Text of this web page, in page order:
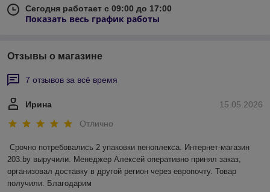
Сегодня работает с 09:00 до 17:00
Показать весь график работы
Отзывы о магазине
7 отзывов за всё время
15.05.2026
Ирина
Отлично
Срочно потребовались 2 упаковки пеноплекса. Интернет-магазин
203.by выручили. Менеджер Алексей оперативно принял заказ,
организовал доставку в другой регион через европочту. Товар
получили. Благодарим